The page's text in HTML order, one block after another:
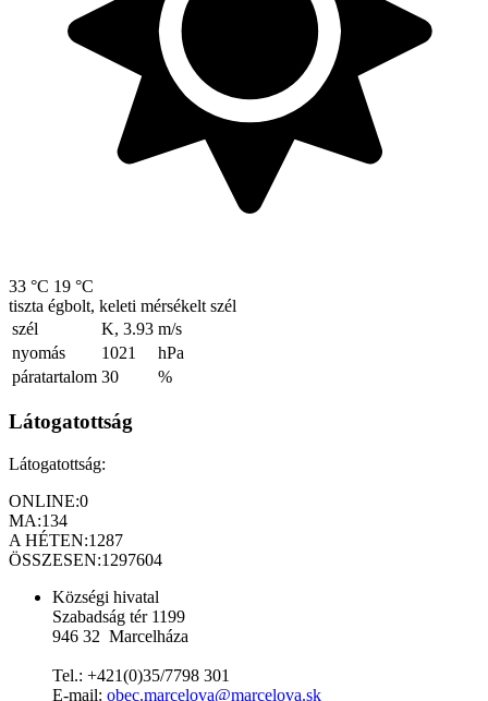
33 °C 19 °C
tiszta égbolt, keleti mérsékelt szél
szél
K, 3.93 m/s
nyomás
1021
hPa
páratartalom 30 %
Látogatottság
Látogatottság:
ONLINE:0
MA:134
A HÉTEN:1287
ÖSSZESEN:1297604
Községi hivatal
Szabadság tér 1199
946 32 Marcelháza
Tel.: +421(0)35/7798 301
E-mail: obec.marcelova@marcelova.sk